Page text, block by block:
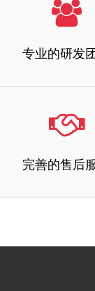
专业的研发
性化开发满足客户各
完善的售后